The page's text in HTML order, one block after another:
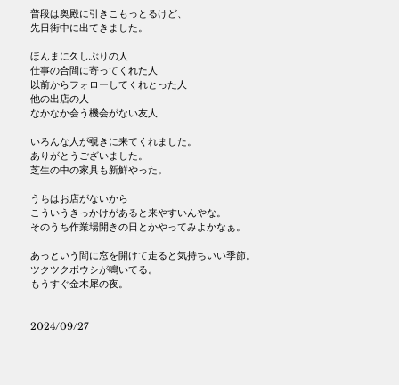
普段は奥殿に引きこもっとるけど、
先日街中に出てきました。
ほんまに久しぶりの人
仕事の合間に寄ってくれた人
以前からフォローしてくれとった人
他の出店の人
なかなか会う機会がない友人
いろんな人が覗きに来てくれました。
ありがとうございました。
芝生の中の家具も新鮮やった。
うちはお店がないから
こういうきっかけがあると来やすいんやな。
そのうち作業場開きの日とかやってみよかなぁ。
あっという間に窓を開けて走ると気持ちいい季節。
ツクツクボウシが鳴いてる。
もうすぐ金木犀の夜。
2024/09/27